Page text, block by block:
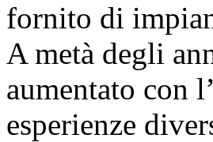
fornito di
A metà degli
aumentato con
esperienze